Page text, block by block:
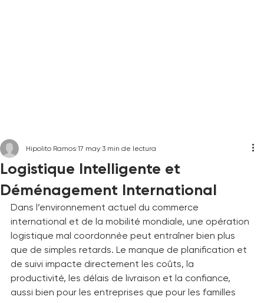
Logistique Intelligente et
Déménagement International
Hipolito Ramos 17 may 3 min de lectura
Dans l’environnement actuel du commerce
international et de la mobilité mondiale, une opération
logistique mal coordonnée peut entraîner bien plus
que de simples retards. Le manque de planification et
de suivi impacte directement les coûts, la
productivité, les délais de livraison et la confiance,